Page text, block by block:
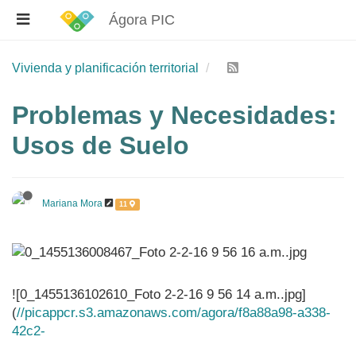
Ágora PIC
Vivienda y planificación territorial
Problemas y Necesidades:
Usos de Suelo
Mariana Mora 11
![0_1455136102610_Foto 2-2-16 9 56 14 a.m..jpg]
(//picappcr.s3.amazonaws.com/agora/f8a88a98-a338-
42c2-